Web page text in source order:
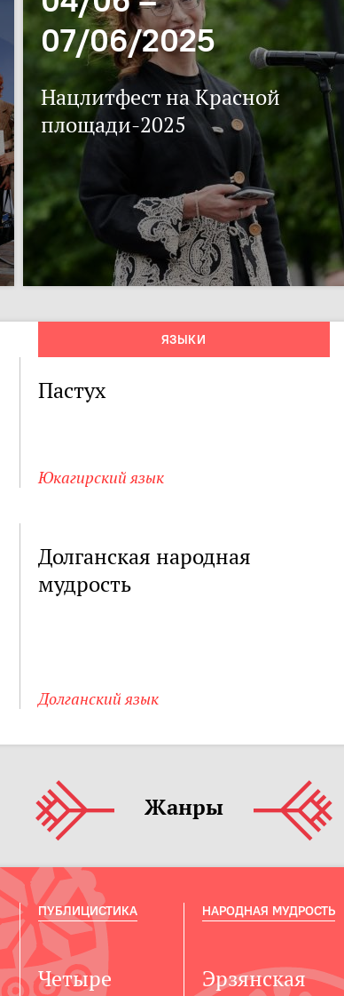
07/06/2025
Нацлитфест на Красной
площади-2025
ЯЗЫКИ
Пастух
Юкагирский язык
Долганская народная
мудрость
Долганский язык
Жанры
Четыре
ПУБЛИЦИСТИКА
Эрзянская
НАРОДНАЯ МУДРОСТЬ